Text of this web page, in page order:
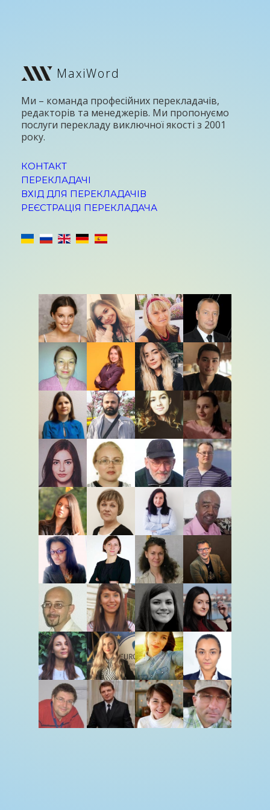
MaxiWord
Ми – команда професійних перекладачів,
редакторів та менеджерів. Ми пропонуємо
послуги перекладу виключної якості з 2001
року.
КОНТАКТ
ПЕРЕКЛАДАЧІ
ВХІД ДЛЯ ПЕРЕКЛАДАЧІВ
РЕЄСТРАЦІЯ ПЕРЕКЛАДАЧА